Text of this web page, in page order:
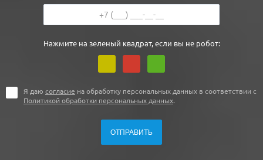
Нажмите на зеленый квадрат, если вы не робот:
Я даю согласие на обработку персональных данных в соответствии с
Политикой обработки персональных данных.